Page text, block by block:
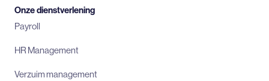
Onze dienstverlening
Payroll
HR Management
Verzuim management